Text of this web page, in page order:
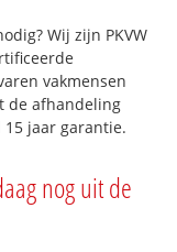
Wij zijn PKVW
vakmensen
de afhandeling
jaar garantie.
nog uit de